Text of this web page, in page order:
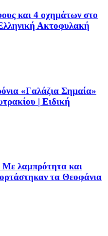
και 4 οχημάτων στο
Ακτοφυλακή
«Γαλάζια Σημαία»
| Ειδική
Με λαμπρότητα και
τα Θεοφάνια